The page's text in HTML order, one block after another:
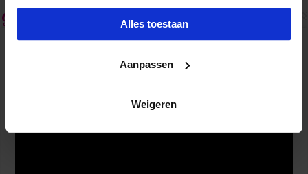
Alles toestaan
Aanpassen
Weigeren
Gerelateerde Artikelen